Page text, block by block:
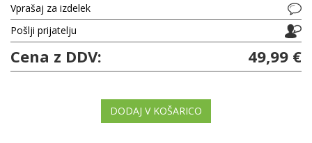
Vprašaj za izdelek
Pošlji prijatelju
Cena z DDV: 49,99 €
DODAJ V KOŠARICO